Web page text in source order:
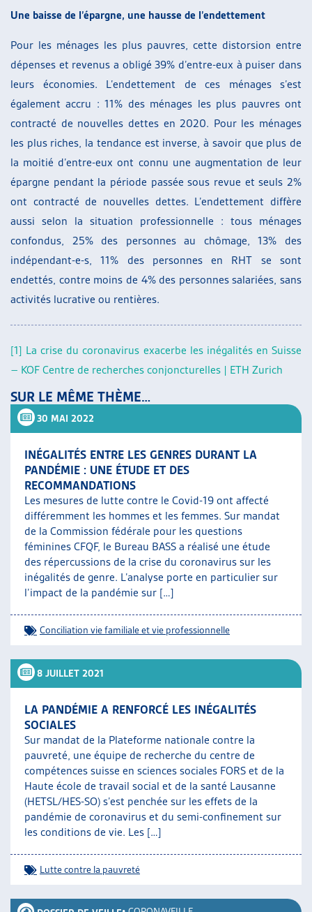
Une baisse de l’épargne, une hausse de l’endettement
Pour les ménages les plus pauvres, cette distorsion entre
dépenses et revenus a obligé 39% d’entre-eux à puiser dans
leurs économies. L’endettement de ces ménages s’est
également accru : 11% des ménages les plus pauvres ont
contracté de nouvelles dettes en 2020. Pour les ménages
les plus riches, la tendance est inverse, à savoir que plus de
la moitié d’entre-eux ont connu une augmentation de leur
épargne pendant la période passée sous revue et seuls 2%
ont contracté de nouvelles dettes. L’endettement diffère
aussi selon la situation professionnelle : tous ménages
confondus, 25% des personnes au chômage, 13% des
indépendant-e-s, 11% des personnes en RHT se sont
endettés, contre moins de 4% des personnes salariées, sans
activités lucrative ou rentières.
[1] La crise du coronavirus exacerbe les inégalités en Suisse
– KOF Centre de recherches conjoncturelles | ETH Zurich
SUR LE MÊME THÈME…
30 MAI 2022
INÉGALITÉS ENTRE LES GENRES DURANT LA
PANDÉMIE : UNE ÉTUDE ET DES
RECOMMANDATIONS
Les mesures de lutte contre le Covid-19 ont affecté
différemment les hommes et les femmes. Sur mandat
de la Commission fédérale pour les questions
féminines CFQF, le Bureau BASS a réalisé une étude
des répercussions de la crise du coronavirus sur les
inégalités de genre. L’analyse porte en particulier sur
l’impact de la pandémie sur […]
Conciliation vie familiale et vie professionnelle
8 JUILLET 2021
LA PANDÉMIE A RENFORCÉ LES INÉGALITÉS
SOCIALES
Sur mandat de la Plateforme nationale contre la
pauvreté, une équipe de recherche du centre de
compétences suisse en sciences sociales FORS et de la
Haute école de travail social et de la santé Lausanne
(HETSL/HES-SO) s’est penchée sur les effets de la
pandémie de coronavirus et du semi-confinement sur
les conditions de vie. Les […]
Lutte contre la pauvreté